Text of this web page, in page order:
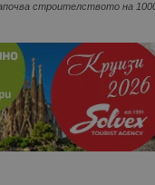
строителството на